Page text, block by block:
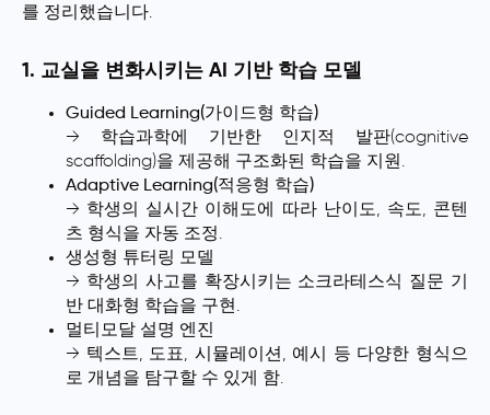
를 정리했습니다.
1. 교실을 변화시키는 AI 기반 학습 모델
Guided Learning(가이드형 학습)
→ 학습과학에 기반한 인지적 발판(cognitive
scaffolding)을 제공해 구조화된 학습을 지원.
Adaptive Learning(적응형 학습)
→ 학생의 실시간 이해도에 따라 난이도, 속도, 콘텐
츠 형식을 자동 조정.
생성형 튜터링 모델
→ 학생의 사고를 확장시키는 소크라테스식 질문 기
반 대화형 학습을 구현.
멀티모달 설명 엔진
→ 텍스트, 도표, 시뮬레이션, 예시 등 다양한 형식으
로 개념을 탐구할 수 있게 함.